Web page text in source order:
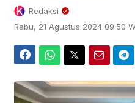
Redaksi
Rabu, 21 Agustus 2024 09:50